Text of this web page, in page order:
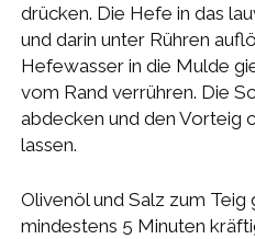
drücken. Die Hefe in das
und darin unter Rühren
Hefewasser in die Mulde
vom Rand verrühren. Die
abdecken und den Vorteig
lassen.
Olivenöl und Salz zum Teig
mindestens 5 Minuten